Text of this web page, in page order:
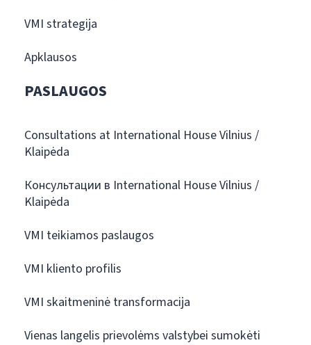
VMI strategija
Apklausos
PASLAUGOS
Consultations at International House Vilnius /
Klaipėda
Консультации в International House Vilnius /
Klaipėda
VMI teikiamos paslaugos
VMI kliento profilis
VMI skaitmeninė transformacija
Vienas langelis prievolėms valstybei sumokėti